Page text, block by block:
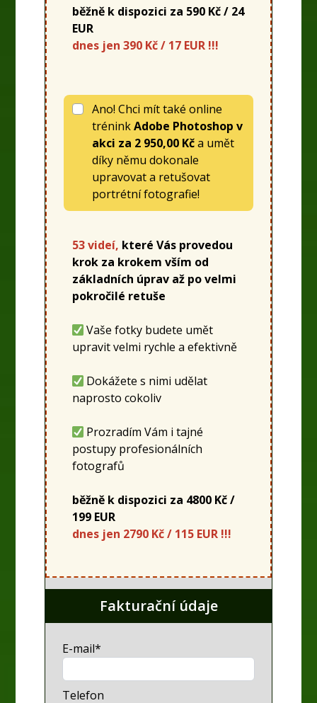
běžně k dispozici za 590 Kč / 24
EUR
dnes jen 390 Kč / 17 EUR !!!
Ano! Chci mít také online
tréninkAdobe Photoshop v
akci za 2 950,00 Kča umět
díky němu dokonale
upravovat a retušovat
portrétní fotografie!
53 videí, které Vás provedou
krok za krokem vším od
základních úprav až po velmi
pokročilé retuše
Vaše fotky budete umět
upravit velmi rychle a efektivně
Dokážete s nimi udělat
naprosto cokoliv
Prozradím Vám i tajné
postupy profesionálních
fotografů
běžně k dispozici za 4800 Kč /
199 EUR
dnes jen 2790 Kč / 115 EUR !!!
Fakturační údaje
E-mail*
Telefon